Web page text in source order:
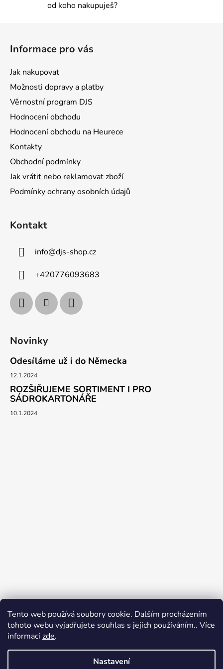
Tento web používá soubory cookie. Dalším procházením
tohoto webu vyjadřujete souhlas s jejich používáním.. Více
informacízde.
Nastavení
od koho nakupuješ?
Informace pro vás
Jak nakupovat
Možnosti dopravy a platby
Věrnostní program DJS
Hodnocení obchodu
Hodnocení obchodu na Heurece
Kontakty
Obchodní podmínky
Jak vrátit nebo reklamovat zboží
Podmínky ochrany osobních údajů
Kontakt
info@djs-shop.cz
+420776093683
Novinky
Odesíláme už i do Německa
12.1.2024
ROZŠIŘUJEME SORTIMENT I PRO
SÁDROKARTONÁŘE
10.1.2024
Jak nakupovat
Obchodní podmínky
Podpoř nás na YouTube